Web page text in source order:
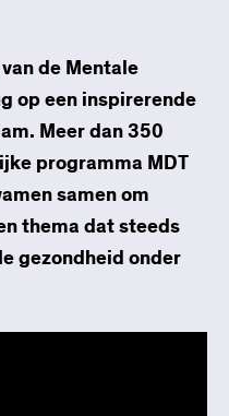
de Mentale
op een inspirerende
Meer dan 350
programma MDT
samen om
thema dat steeds
gezondheid onder